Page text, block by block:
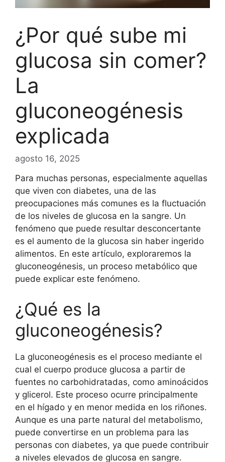
¿Por qué sube mi
glucosa sin comer?
La
gluconeogénesis
explicada
agosto 16, 2025
Para muchas personas, especialmente aquellas
que viven con diabetes, una de las
preocupaciones más comunes es la fluctuación
de los niveles de glucosa en la sangre. Un
fenómeno que puede resultar desconcertante
es el aumento de la glucosa sin haber ingerido
alimentos. En este artículo, exploraremos la
gluconeogénesis, un proceso metabólico que
puede explicar este fenómeno.
¿Qué es la
gluconeogénesis?
La gluconeogénesis es el proceso mediante el
cual el cuerpo produce glucosa a partir de
fuentes no carbohidratadas, como aminoácidos
y glicerol. Este proceso ocurre principalmente
en el hígado y en menor medida en los riñones.
Aunque es una parte natural del metabolismo,
puede convertirse en un problema para las
personas con diabetes, ya que puede contribuir
a niveles elevados de glucosa en sangre.